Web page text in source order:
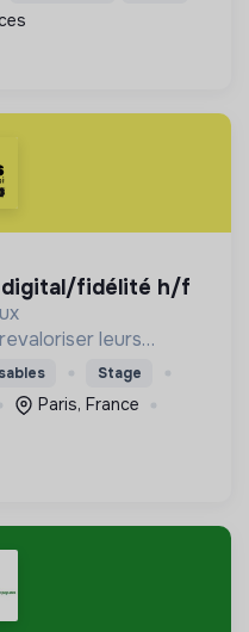
digital/fidélité h/f
leurs
à prix juste et
mode de
responsable
Stage
Paris, France